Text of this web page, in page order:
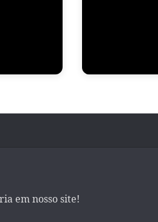
em nosso site!